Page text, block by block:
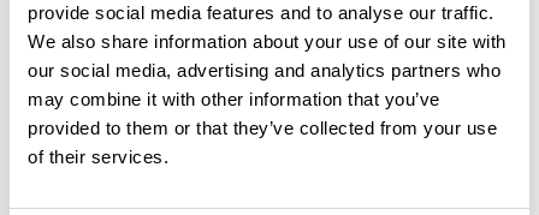
provide social media features and to analyse our traffic.
We also share information about your use of our site with
our social media, advertising and analytics partners who
may combine it with other information that you’ve
provided to them or that they’ve collected from your use
of their services.
Aggiungi una recensione
Riepilogo